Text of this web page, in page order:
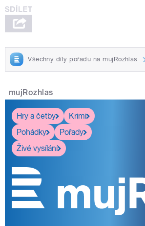
Všechny díly pořadu na mujRozhlas
mujRozhlas
Hry a četby
Krimi
Pohádky
Pořady
Živé vysílání